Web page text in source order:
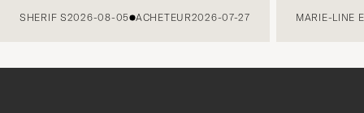
SHERIF S2026-08-05 ACHETEUR2026-07-27 MARIE-LINE